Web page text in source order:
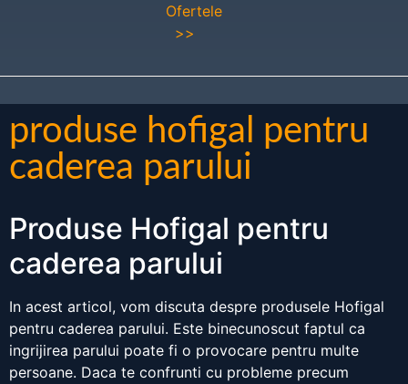
Ofertele
>>
produse hofigal pentru
caderea parului
Produse Hofigal pentru
caderea parului
In acest articol, vom discuta despre produsele Hofigal
pentru caderea parului. Este binecunoscut faptul ca
ingrijirea parului poate fi o provocare pentru multe
persoane. Daca te confrunti cu probleme precum